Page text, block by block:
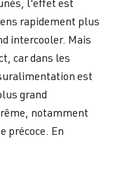
l'effet est
rapidement plus
intercooler. Mais
car dans les
est
grand
notamment
précoce. En